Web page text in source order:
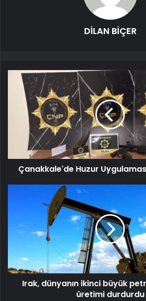
DİLAN BİÇER
Çanakkale'de Huzur
Irak, dünyanın ikinci büyük
üretimi durdurdu